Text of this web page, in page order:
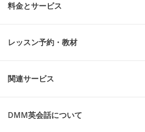
料金とサービス
レッスン予約・教材
関連サービス
DMM英会話について